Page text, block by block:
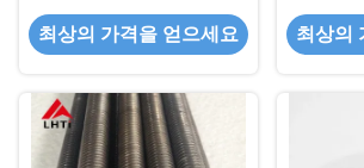
8mm 헥스 플랜지 소켓 헤
드
최상의 가격을 얻으세요
트 견과
과
최상의